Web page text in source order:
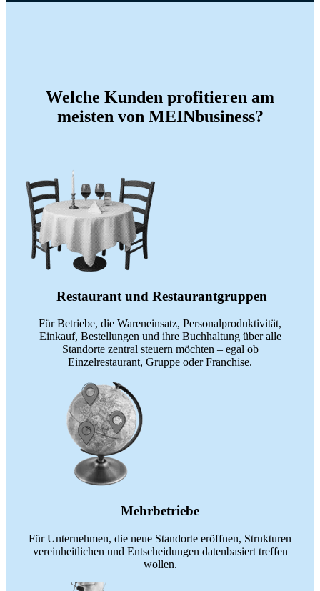
Welche Kunden profitieren am
meisten von MEINbusiness?
Restaurant und Restaurantgruppen
Für Betriebe, die Wareneinsatz, Personalproduktivität,
Einkauf, Bestellungen und ihre Buchhaltung über alle
Standorte zentral steuern möchten – egal ob
Einzelrestaurant, Gruppe oder Franchise.
Mehrbetriebe
Für Unternehmen, die neue Standorte eröffnen, Strukturen
vereinheitlichen und Entscheidungen datenbasiert treffen
wollen.